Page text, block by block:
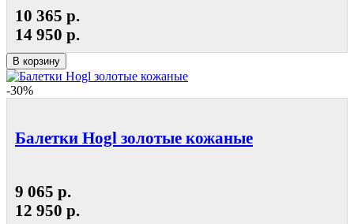
10 365 р.
14 950 р.
В корзину
-30%
Балетки Hogl золотые кожаные
9 065 р.
12 950 р.